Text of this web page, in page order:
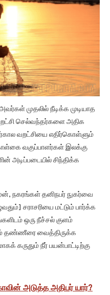
முதலில் நீடிக்க முடியாத
செல்வந்தர்களை அதிக
வறட்சியை எதிர்கொள்ளும்
வகுப்பாளர்கள் இலக்கு
அடிப்படையில் சிந்திக்க
நகரங்கள் தனிநபர் நுகர்வை
சராசரியை மட்டும் பார்க்க
ஒரு நீச்சல் குளம்
தண்ணீரை வைத்திருக்க
கருதும் நீர் பயன்பாட்டிற்கு
அடுத்த அதிபர் யார்?